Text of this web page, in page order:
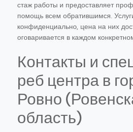
стаж работы и предоставляет
помощь всем обратившимся.
конфиденциально, цена на них
оговаривается в каждом
Контакты и
реб центра в
Ровно
область)